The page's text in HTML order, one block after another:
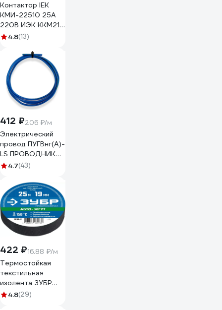
Контактор IEK
КМИ-22510 25А
220В ИЭК KKM21-
025-230-10
4.8(13)
412 ₽206 ₽/м
Электрический
провод ПУГВнг(А)-
LS ПРОВОДНИК
1x6 мм2 синий, 2м
4.7(43)
422 ₽16.88 ₽/м
Термостойкая
текстильная
изолента ЗУБР
Авто-Жгут 19 мм х
4.8(29)